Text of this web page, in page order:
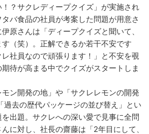
？サクレディープクイズ」が実施され
バ食品の社員が考案した問題が用意さ
原さんは「ディープクイズと聞いて、
（笑）。正解できるか若干不安です
社員なので頑張ります！」と不安を覗
待が高まる中でクイズがスタートしま
ン開発の地」や「サクレレモンの開発
過去の歴代パッケージの並び替え」とい
出題。サクレへの深い愛で見事に全問
に対し、社長の齋藤は「2年目にして、